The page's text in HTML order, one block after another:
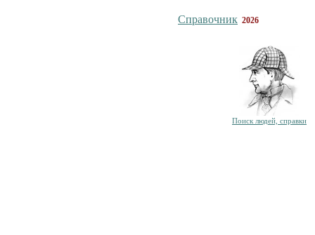
Справочник 2026
Поиск людей, справки